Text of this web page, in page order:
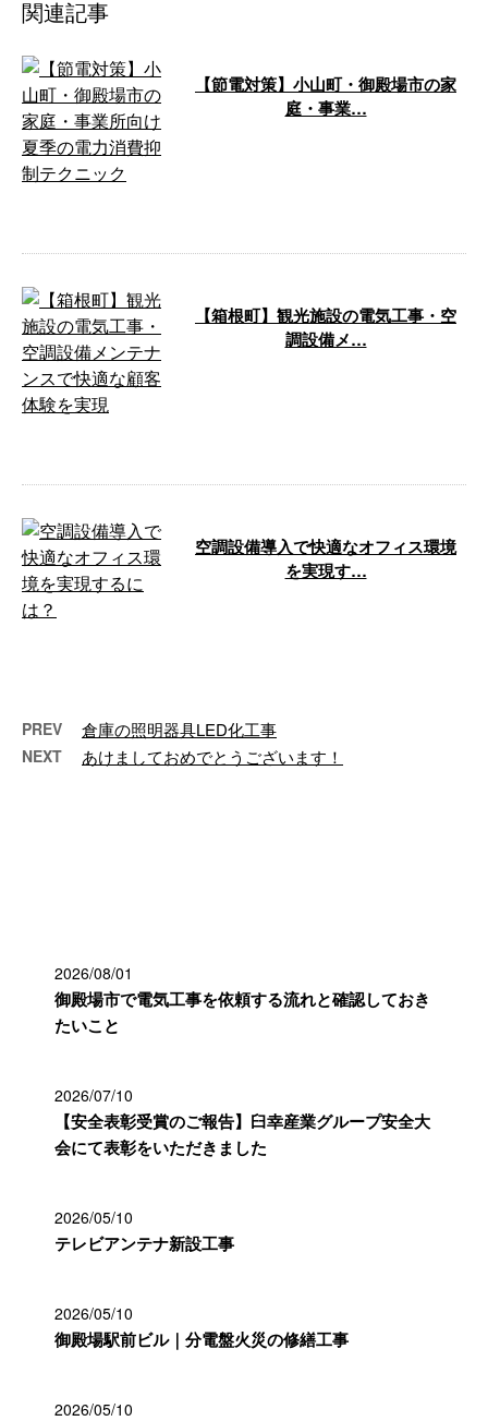
関連記事
【節電対策】小山町・御殿場市の家
庭・事業…
【箱根町】観光施設の電気工事・空
調設備メ…
空調設備導入で快適なオフィス環境
を実現す…
PREV 倉庫の照明器具LED化工事
NEXT あけましておめでとうございます！
2026/08/01
御殿場市で電気工事を依頼する流れと確認しておき
たいこと
2026/07/10
【安全表彰受賞のご報告】臼幸産業グループ安全大
会にて表彰をいただきました
2026/05/10
テレビアンテナ新設工事
2026/05/10
御殿場駅前ビル｜分電盤火災の修繕工事
2026/05/10